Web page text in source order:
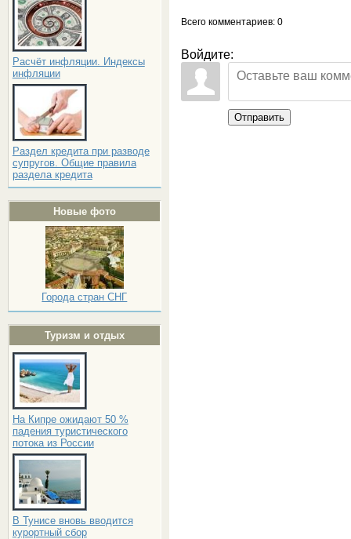
Расчёт инфляции. Индексы
инфляции
Раздел кредита при разводе
супругов. Общие правила
раздела кредита
Новые фото
Города стран СНГ
Туризм и отдых
На Кипре ожидают 50 %
падения туристического
потока из России
В Тунисе вновь вводится
курортный сбор
Всего комментариев: 0
Войдите:
Отправить